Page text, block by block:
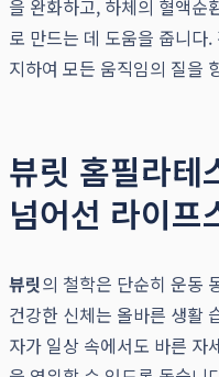
을 완화하고, 하체의 혈액순
로 만드는 데 도움을 줍니다
지하여 모든 움직임의 질을
뷰릿 홈필라테
넘어선 라이프
뷰릿의 철학은 단순히 운동
건강한 신체는 올바른 생활
자가 일상 속에서도 바른 자